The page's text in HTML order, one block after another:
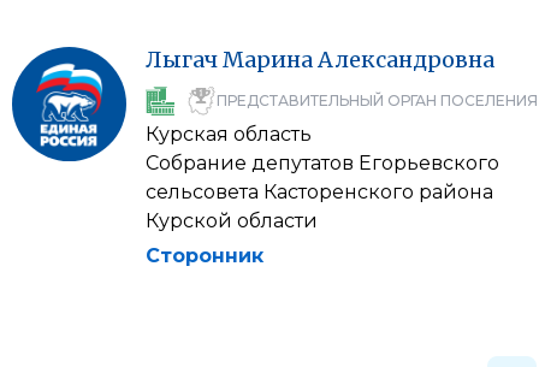
ЛыгачМаринаАлександровна
ПРЕДСТАВИТЕЛЬНЫЙ ОРГАН ПОСЕЛЕНИЯ
Курская область
Собрание депутатов Егорьевского
сельсовета Касторенского района
Курской области
Сторонник